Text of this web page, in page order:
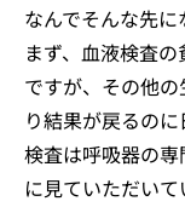
なんでそんな先に
まず、血液検査
ですが、その他
り結果が戻るの
検査は呼吸器の
に見ていただい